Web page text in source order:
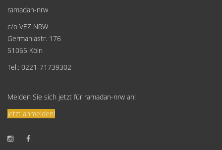
ramadan-nrw
c/o VEZ NRW
Germaniastr. 176
51065 Köln
Tel.: 0221-71739302
Melden Sie sich jetzt für ramadan-nrw an!
Jetzt anmelden!